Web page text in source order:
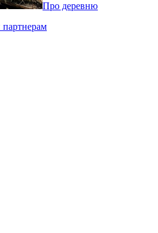
Про деревню
партнерам